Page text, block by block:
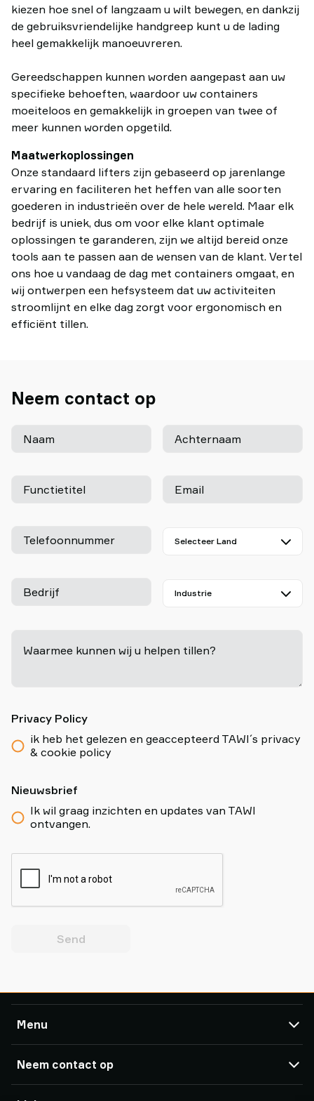
kiezen hoe snel of langzaam u wilt bewegen, en dankzij
de gebruiksvriendelijke handgreep kunt u de lading
heel gemakkelijk manoeuvreren.
Gereedschappen kunnen worden aangepast aan uw
specifieke behoeften, waardoor uw containers
moeiteloos en gemakkelijk in groepen van twee of
meer kunnen worden opgetild.
Maatwerkoplossingen
Onze standaard lifters zijn gebaseerd op jarenlange
ervaring en faciliteren het heffen van alle soorten
goederen in industrieën over de hele wereld. Maar elk
bedrijf is uniek, dus om voor elke klant optimale
oplossingen te garanderen, zijn we altijd bereid onze
tools aan te passen aan de wensen van de klant. Vertel
ons hoe u vandaag de dag met containers omgaat, en
wij ontwerpen een hefsysteem dat uw activiteiten
stroomlijnt en elke dag zorgt voor ergonomisch en
efficiënt tillen.
Neem contact op
Naam Achternaam
Functietitel Email
Telefoonnummer
Bedrijf
Waarmee kunnen wij u helpen tillen?
Privacy Policy
ik heb het gelezen en geaccepteerd TAWI´s privacy
& cookie policy
Nieuwsbrief
Ik wil graag inzichten en updates van TAWI
ontvangen.
Send
Menu
Producten
Neem contact op